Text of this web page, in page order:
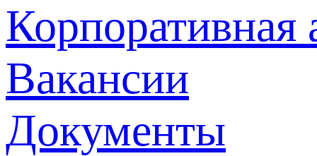
Корпоративная
Вакансии
Документы